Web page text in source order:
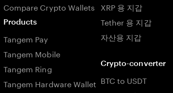
Compare Crypto Wallets
Products
Tangem Pay
Tangem Mobile
Tangem Ring
Tangem Hardware Wallet
XRP 용 지갑
Tether 용 지갑
자산용 지갑
Crypto-converter
BTC to USDT